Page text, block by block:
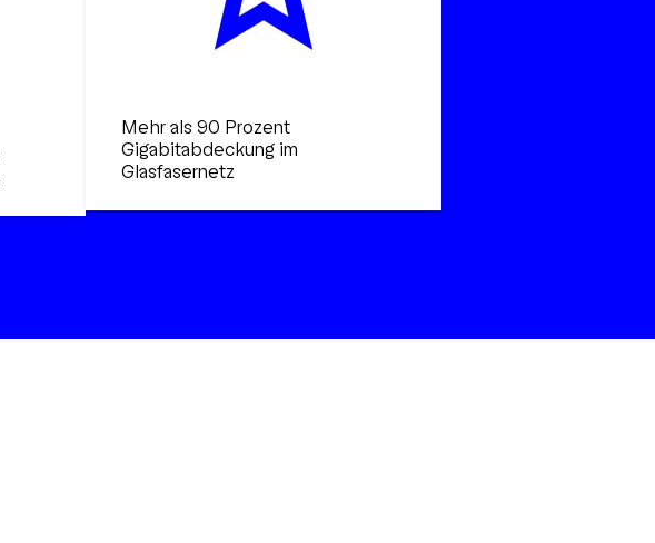
Mehr als 90 Prozent
Gigabitabdeckung im
Glasfasernetz